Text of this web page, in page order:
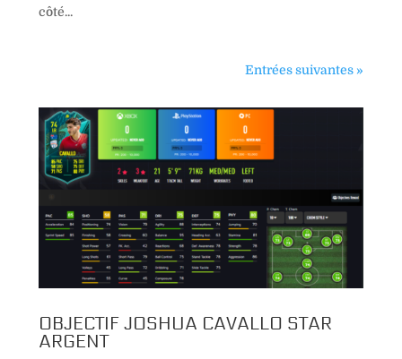
côté...
Entrées suivantes »
OBJECTIF JOSHUA CAVALLO STAR
ARGENT